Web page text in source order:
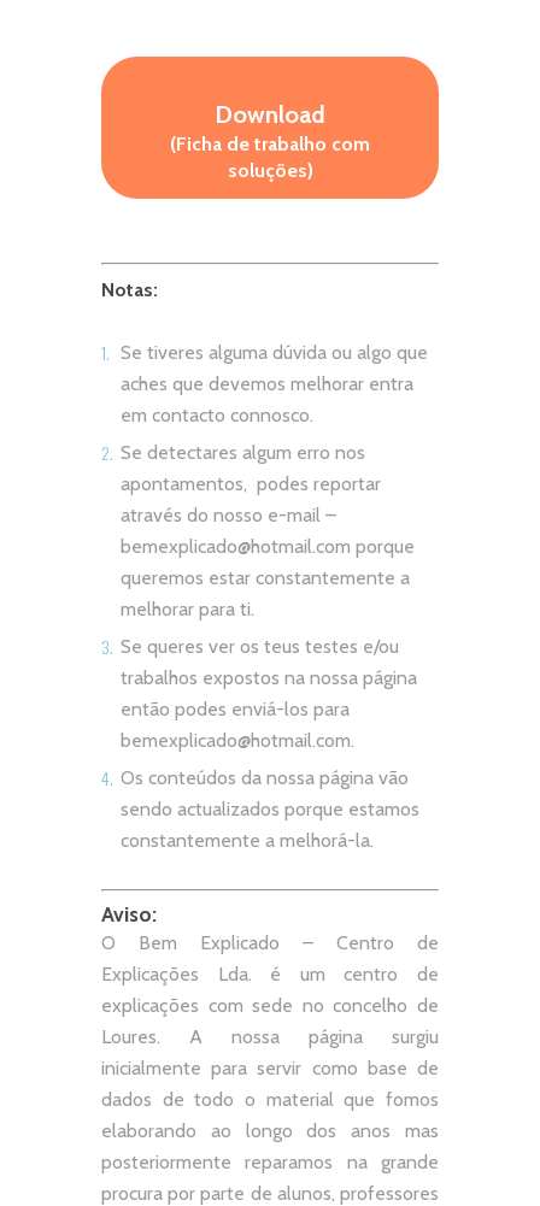
Download
(Ficha de trabalho com
soluções)
Notas:
Se tiveres alguma dúvida ou algo que
aches que devemos melhorar entra
em contacto connosco.
Se detectares algum erro nos
apontamentos, podes reportar
através do nosso e-mail –
bemexplicado@hotmail.com porque
queremos estar constantemente a
melhorar para ti.
Se queres ver os teus testes e/ou
trabalhos expostos na nossa página
então podes enviá-los para
bemexplicado@hotmail.com.
Os conteúdos da nossa página vão
sendo actualizados porque estamos
constantemente a melhorá-la.
Aviso:
O Bem Explicado – Centro de
Explicações Lda. é um centro de
explicações com sede no concelho de
Loures. A nossa página surgiu
inicialmente para servir como base de
dados de todo o material que fomos
elaborando ao longo dos anos mas
posteriormente reparamos na grande
procura por parte de alunos, professores